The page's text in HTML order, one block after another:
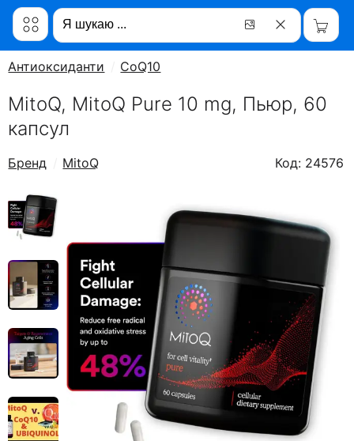
Антиоксиданти CoQ10
MitoQ, MitoQ Pure 10 mg, Пьюр, 60
капсул
Бренд MitoQ Код: 24576